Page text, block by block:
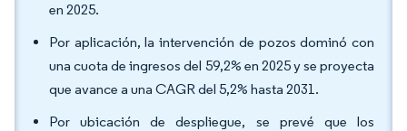
en 2025.
Por aplicación, la intervención de pozos dominó con
una cuota de ingresos del 59,2% en 2025 y se proyecta
que avance a una CAGR del 5,2% hasta 2031.
Por ubicación de despliegue, se prevé que los